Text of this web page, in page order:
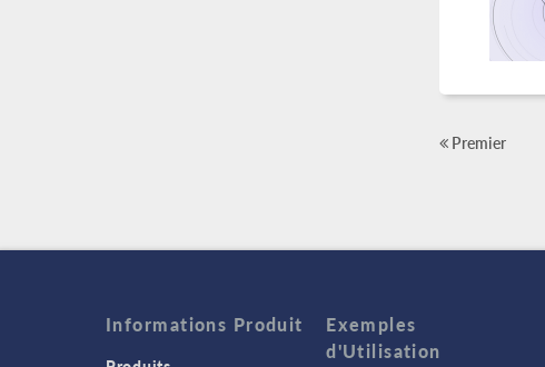
Premier
Informations Produit
Exemples
d'Utilisation